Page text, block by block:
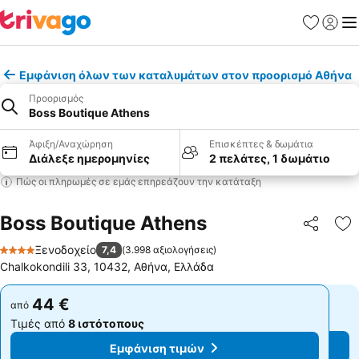
Εμφάνιση όλων των καταλυμάτων στον προορισμό Αθήνα
Προορισμός
Boss Boutique Athens
Άφιξη/Αναχώρηση
Διάλεξε ημερομηνίες
Επισκέπτες & δωμάτια
2 πελάτες, 1 δωμάτιο
Πώς οι πληρωμές σε εμάς επηρεάζουν την κατάταξη
Boss Boutique Athens
4 Αστέρια
Ξενοδοχείο 7,4 (3.998 αξιολογήσεις)
Chalkokondili 33, 10432, Αθήνα, Ελλάδα
από 44 €
Τιμές από 8 ιστότοπους
Εμφάνιση τιμών
από 44 €
Τιμές από 8 ιστότοπους
Εμφάνιση τιμών